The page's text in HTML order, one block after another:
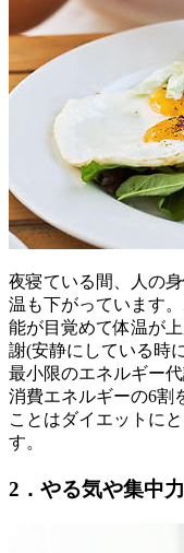
夜寝ている間、人の
温も下がっています
能が目覚めて体温が
謝(安静にしている時
最小限のエネルギー
消費エネルギーの6割
ことはダイエットに
す。
2．やる気や集中